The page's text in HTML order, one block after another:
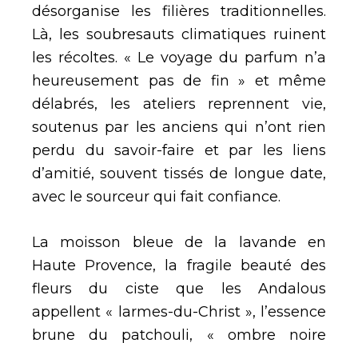
désorganise les filières traditionnelles.
Là, les soubresauts climatiques ruinent
les récoltes. « Le voyage du parfum n’a
heureusement pas de fin » et même
délabrés, les ateliers reprennent vie,
soutenus par les anciens qui n’ont rien
perdu du savoir-faire et par les liens
d’amitié, souvent tissés de longue date,
avec le sourceur qui fait confiance.
La moisson bleue de la lavande en
Haute Provence, la fragile beauté des
fleurs du ciste que les Andalous
appellent « larmes-du-Christ », l’essence
brune du patchouli, « ombre noire